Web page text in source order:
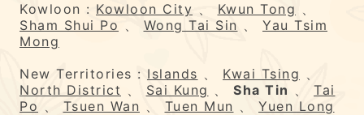
Kowloon : Kowloon City 、 Kwun Tong 、
Sham Shui Po 、 Wong Tai Sin 、 Yau Tsim
Mong
New Territories : Islands 、 Kwai Tsing 、
North District 、 Sai Kung 、 Sha Tin 、 Tai
Po 、 Tsuen Wan 、 Tuen Mun 、 Yuen Long